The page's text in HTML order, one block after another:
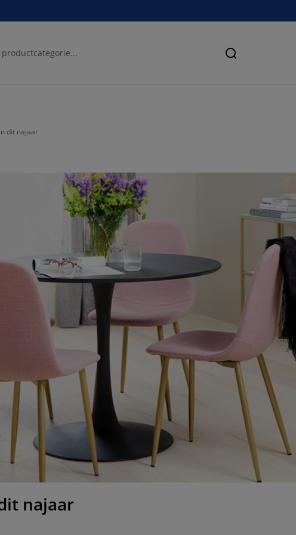
Zoeken
dit najaar
najaar